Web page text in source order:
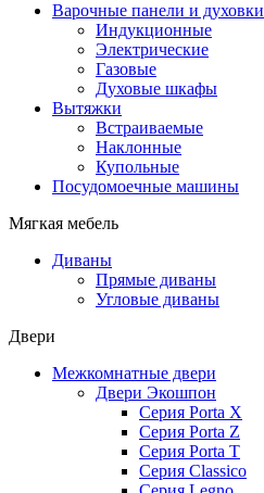
Варочные панели и духовки
Индукционные
Электрические
Газовые
Духовые шкафы
Вытяжки
Встраиваемые
Наклонные
Купольные
Посудомоечные машины
Мягкая мебель
Диваны
Прямые диваны
Угловые диваны
Двери
Межкомнатные двери
Двери Экошпон
Серия Porta X
Серия Porta Z
Серия Porta T
Серия Classico